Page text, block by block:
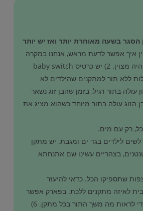
הסגר בשעה מאוחרת יותר ואז יש יותר
איך אפשר לדעת מראש, אנחנו במקרה
נפלנו על יום כזה וזה היה מצוין. 2) יש כרטיס baby switch
ללא תור למתקנים שהילדים לא
עולה בתור רגיל, בזמן שהבן זוג נשאר
הזוג עולה בתור מיוחד כשהוא מציג את
לשים לילדים בגד ים ומגבת. יש מתקן
בצהריים עשינו שם אתנחתא
שתספיקו הכל. כדאי להיעזר
לאיזה מתקנים ללכת. בפארק אפשר
להיעזר באפליקציה כדי לראות מה משך התור בכל מתקן. 6)